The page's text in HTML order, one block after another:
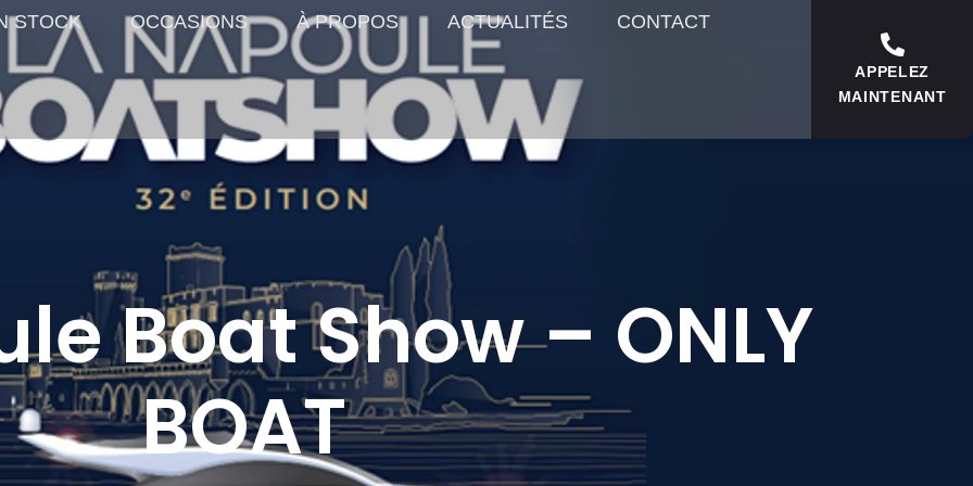
STOCK OCCASIONS À PROPOS ACTUALITÉS CONTACT
APPELEZ
MAINTENANT
Boat Show – ONLY
BOAT